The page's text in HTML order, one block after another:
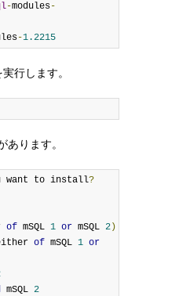
-modules-
-1.2215
行します。
ります。
want to install?
of mSQL 1 or mSQL 2)
of mSQL 1 or
mSQL 2